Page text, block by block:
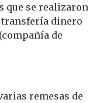
que se realizaron
transfería dinero
de
remesas de